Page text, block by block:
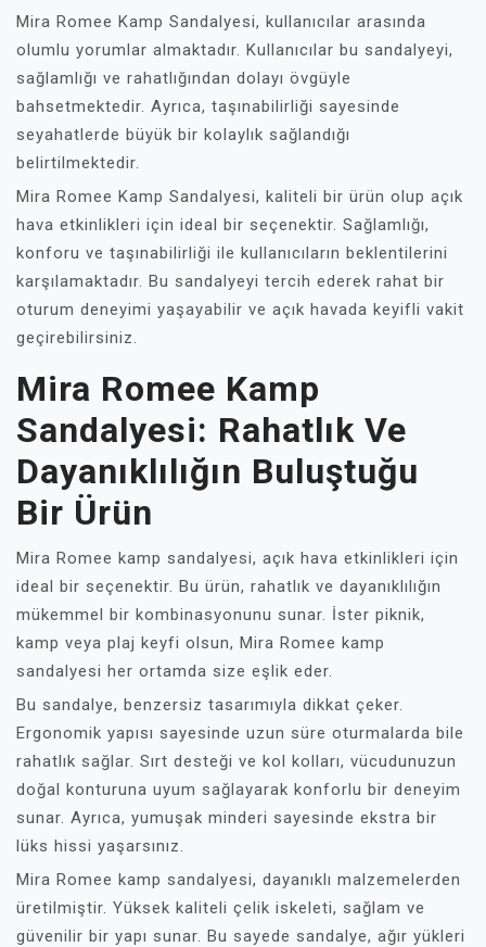
Mira Romee Kamp Sandalyesi, kullanıcılar arasında
olumlu yorumlar almaktadır. Kullanıcılar bu sandalyeyi,
sağlamlığı ve rahatlığından dolayı övgüyle
bahsetmektedir. Ayrıca, taşınabilirliği sayesinde
seyahatlerde büyük bir kolaylık sağlandığı
belirtilmektedir.
Mira Romee Kamp Sandalyesi, kaliteli bir ürün olup açık
hava etkinlikleri için ideal bir seçenektir. Sağlamlığı,
konforu ve taşınabilirliği ile kullanıcıların beklentilerini
karşılamaktadır. Bu sandalyeyi tercih ederek rahat bir
oturum deneyimi yaşayabilir ve açık havada keyifli vakit
geçirebilirsiniz.
Mira Romee Kamp
Sandalyesi: Rahatlık Ve
Dayanıklılığın Buluştuğu
Bir Ürün
Mira Romee kamp sandalyesi, açık hava etkinlikleri için
ideal bir seçenektir. Bu ürün, rahatlık ve dayanıklılığın
mükemmel bir kombinasyonunu sunar. İster piknik,
kamp veya plaj keyfi olsun, Mira Romee kamp
sandalyesi her ortamda size eşlik eder.
Bu sandalye, benzersiz tasarımıyla dikkat çeker.
Ergonomik yapısı sayesinde uzun süre oturmalarda bile
rahatlık sağlar. Sırt desteği ve kol kolları, vücudunuzun
doğal konturuna uyum sağlayarak konforlu bir deneyim
sunar. Ayrıca, yumuşak minderi sayesinde ekstra bir
lüks hissi yaşarsınız.
Mira Romee kamp sandalyesi, dayanıklı malzemelerden
üretilmiştir. Yüksek kaliteli çelik iskeleti, sağlam ve
güvenilir bir yapı sunar. Bu sayede sandalye, ağır yükleri